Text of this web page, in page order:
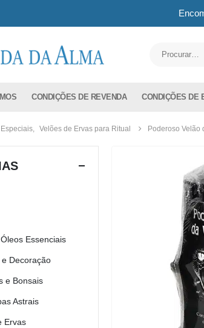
CONDIÇÕES DE REVENDA CONDIÇÕES DE
, Velões de Ervas para Ritual Poderoso Velão
Essenciais
Decoração
e Bonsais
Astrais
Ervas